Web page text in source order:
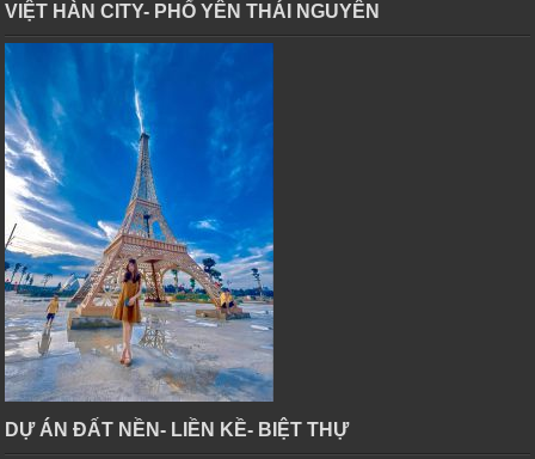
VIỆT HÀN CITY- PHỔ YÊN THÁI NGUYÊN
DỰ ÁN ĐẤT NỀN- LIỀN KỀ- BIỆT THỰ